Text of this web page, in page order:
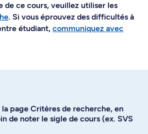
de ce cours, veuillez utiliser les
. Si vous éprouvez des difficultés à
étudiant, communiquez avec
page Critères de recherche, en
de noter le sigle de cours (ex. SVS